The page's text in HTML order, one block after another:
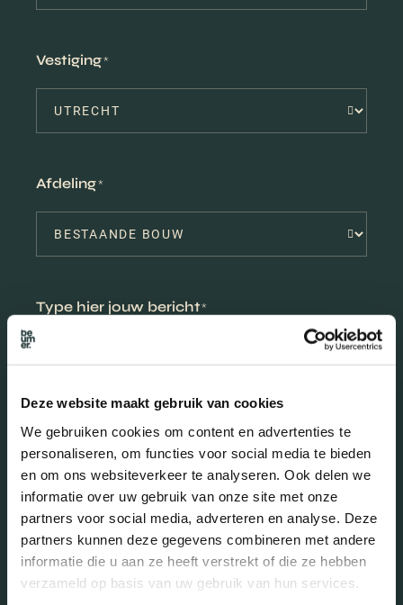
Deze website maakt gebruik van cookies
We gebruiken cookies om content en advertenties te
personaliseren, om functies voor social media te bieden
en om ons websiteverkeer te analyseren. Ook delen we
informatie over uw gebruik van onze site met onze
partners voor social media, adverteren en analyse. Deze
partners kunnen deze gegevens combineren met andere
informatie die u aan ze heeft verstrekt of die ze hebben
verzameld op basis van uw gebruik van hun services.
Vestiging*
Afdeling*
Type hier jouw bericht*